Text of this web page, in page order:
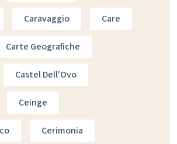
Caravaggio Care
Carte Geografiche
Castel Dell'Ovo
Ceinge
Cerimonia